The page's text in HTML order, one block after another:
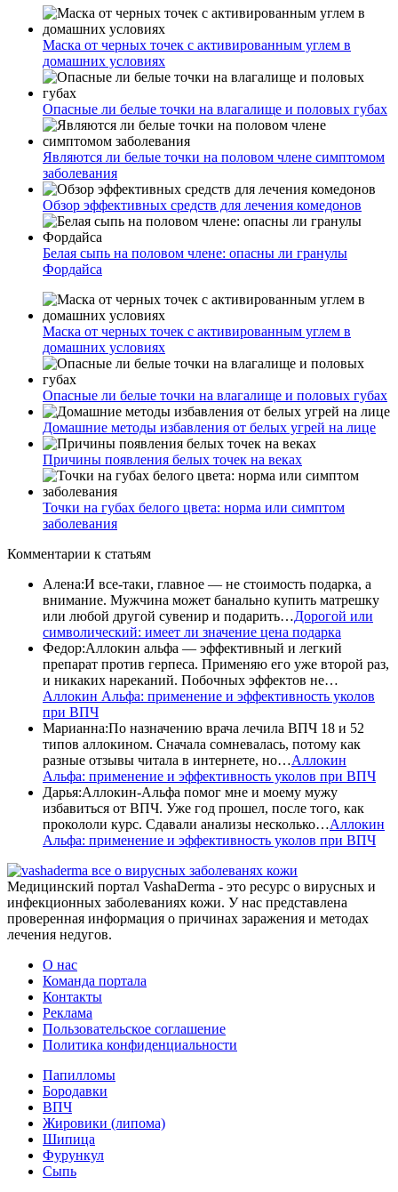
Маска от черных точек с активированным углем в
домашних условиях
Опасные ли белые точки на влагалище и половых губах
Являются ли белые точки на половом члене симптомом
заболевания
Обзор эффективных средств для лечения комедонов
Белая сыпь на половом члене: опасны ли гранулы
Фордайса
Маска от черных точек с активированным углем в
домашних условиях
Опасные ли белые точки на влагалище и половых губах
Домашние методы избавления от белых угрей на лице
Причины появления белых точек на веках
Точки на губах белого цвета: норма или симптом
заболевания
Комментарии к статьям
Алена:И все-таки, главное — не стоимость подарка, а
внимание. Мужчина может банально купить матрешку
или любой другой сувенир и подарить…Дорогой или
символический: имеет ли значение цена подарка
Федор:Аллокин альфа — эффективный и легкий
препарат против герпеса. Применяю его уже второй раз,
и никаких нареканий. Побочных эффектов не…
Аллокин Альфа: применение и эффективность уколов
при ВПЧ
Марианна:По назначению врача лечила ВПЧ 18 и 52
типов аллокином. Сначала сомневалась, потому как
разные отзывы читала в интернете, но…Аллокин
Альфа: применение и эффективность уколов при ВПЧ
Дарья:Аллокин-Альфа помог мне и моему мужу
избавиться от ВПЧ. Уже год прошел, после того, как
прокололи курс. Сдавали анализы несколько…Аллокин
Альфа: применение и эффективность уколов при ВПЧ
все о вирусных заболеванях кожи
Медицинский портал VashaDerma - это ресурс о вирусных и
инфекционных заболеваниях кожи. У нас представлена
проверенная информация о причинах заражения и методах
лечения недугов.
О нас
Команда портала
Контакты
Реклама
Пользовательское соглашение
Политика конфиденциальности
Папилломы
Бородавки
ВПЧ
Жировики (липома)
Шипица
Фурункул
Сыпь